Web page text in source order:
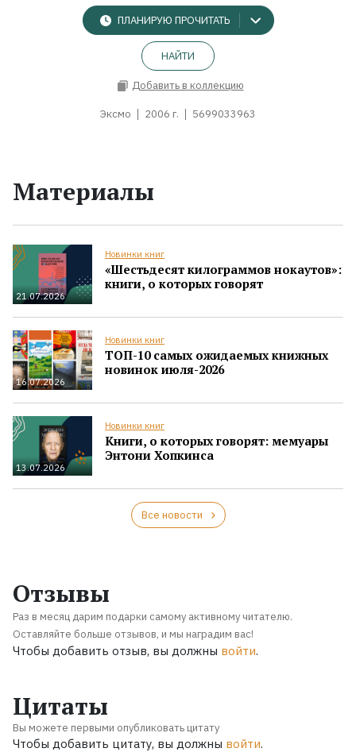
ПЛАНИРУЮ ПРОЧИТАТЬ
НАЙТИ
Добавить в коллекцию
Эксмо 2006 г. 5699033963
Материалы
21.07.2026
Новинки книг
«Шестьдесят килограммов нокаутов»:
книги, о которых говорят
16.07.2026
Новинки книг
ТОП-10 самых ожидаемых книжных
новинок июля-2026
13.07.2026
Новинки книг
Книги, о которых говорят: мемуары
Энтони Хопкинса
Все новости
Отзывы
Раз в месяц дарим подарки самому активному читателю.
Оставляйте больше отзывов, и мы наградим вас!
Чтобы добавить отзыв, вы должны войти.
Цитаты
Вы можете первыми опубликовать цитату
Чтобы добавить цитату, вы должны войти.